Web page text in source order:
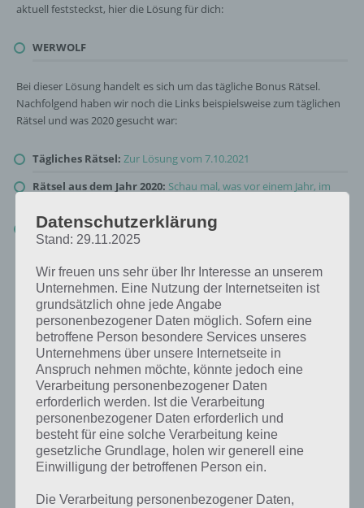
aktuell feststeckst, hier die Lösung für dich:
WERWOLF
Bei dieser Lösung handelt es sich um das tägliche Bonus Rätsel.
Nachfolgend haben wir noch die Links beispielsweise zum täglichen
Rätsel und was 2020 gesucht war:
Tägliches Rätsel: Zur Lösung vom 7.10.2021
Rätsel aus dem Jahr 2020: Schau mal, was vor einem Jahr, im
Zur Übersicht:4 Bilder 1 Wort Lösungen zu Spooktober im
Oktober 2021!
Datenschutzerklärung
Stand: 29.11.2025
Wir freuen uns sehr über Ihr Interesse an unserem
Unternehmen. Eine Nutzung der Internetseiten ist
grundsätzlich ohne jede Angabe
personenbezogener Daten möglich. Sofern eine
betroffene Person besondere Services unseres
Unternehmens über unsere Internetseite in
Anspruch nehmen möchte, könnte jedoch eine
Verarbeitung personenbezogener Daten
erforderlich werden. Ist die Verarbeitung
personenbezogener Daten erforderlich und
besteht für eine solche Verarbeitung keine
gesetzliche Grundlage, holen wir generell eine
Einwilligung der betroffenen Person ein.
Die Verarbeitung personenbezogener Daten,